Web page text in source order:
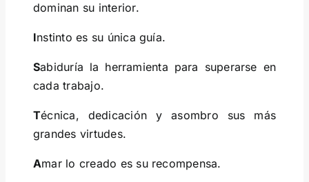
dominan su interior.
Instinto es su única guía.
Sabiduría la herramienta para superarse en
cada trabajo.
Técnica, dedicación y asombro sus más
grandes virtudes.
Amar lo creado es su recompensa.